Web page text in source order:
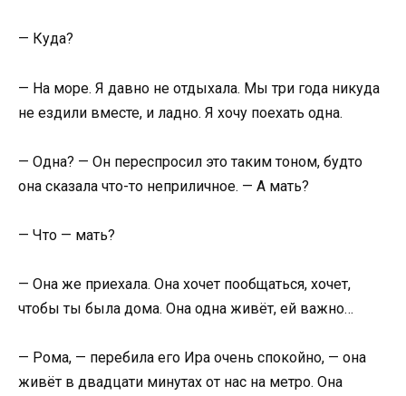
— Куда?
— На море. Я давно не отдыхала. Мы три года никуда
не ездили вместе, и ладно. Я хочу поехать одна.
— Одна? — Он переспросил это таким тоном, будто
она сказала что-то неприличное. — А мать?
— Что — мать?
— Она же приехала. Она хочет пообщаться, хочет,
чтобы ты была дома. Она одна живёт, ей важно…
— Рома, — перебила его Ира очень спокойно, — она
живёт в двадцати минутах от нас на метро. Она